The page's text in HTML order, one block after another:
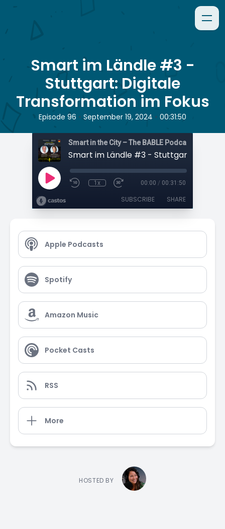
Smart im Ländle #3 -
Stuttgart: Digitale
Transformation im Fokus
Episode 96 • September 19, 2024 • 00:31:50
Smart in the City – The BABLE Podcast
1x 00:00 / 00:31:50
SUBSCRIBE SHARE
Apple Podcasts
Spotify
Amazon Music
Pocket Casts
RSS
More
HOSTED BY